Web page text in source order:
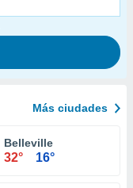
Más ciudades
Belleville
32° 16°